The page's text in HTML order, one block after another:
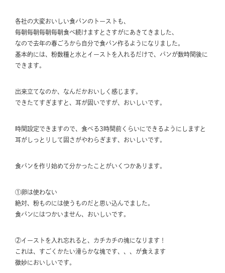
各社の大変おいしい食パンのトーストも、
毎朝毎朝毎朝毎朝食べ続けますとさすがにあきてきました、
なので去年の春ごろから自分で食パン作るようになりました。
基本的には、粉数種と水とイーストを入れるだけで、パンが数時間後に
できます。
出来立てなのか、なんだかおいしく感じます。
できたてすぎますと、耳が固いですが、おいしいです。
時間設定できますので、食べる3時間前くらいにできるようにしますと
耳がしっとりして固さがやわらぎます、おいしいです。
食パンを作り始めて分かったことがいくつかあります。
①卵は使わない
絶対、粉ものには使うものだと思い込んでました。
食パンにはつかいません、おいしいです。
②イーストを入れ忘れると、カチカチの塊になります！
これは、すごくかたい滑らかな塊です、、、が食えます
微妙においしいです。